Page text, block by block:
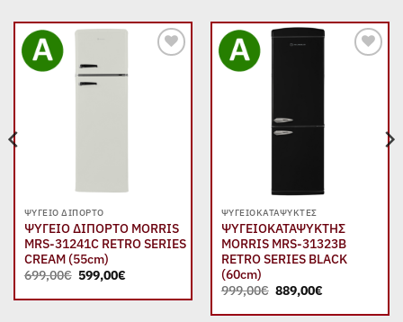
ΨΥΓΕΊΟ ΔΊΠΟΡΤΟ
ΨΥΓΕΙΟ ΔΙΠΟΡΤΟ MORRIS
MRS-31241C RETRO SERIES
CREAM (55cm)
699,00€ Original
price
was:
599,00€Η
τιμή
ΨΥΓΕΙΟΚΑΤΑΨΎΚΤΕΣ
ΨΥΓΕΙΟΚΑΤΑΨΥΚΤΗΣ
MORRIS MRS-31323B
RETRO SERIES BLACK
(60cm)
999,00€ Original
price
was:
889,00€Η
τιμή